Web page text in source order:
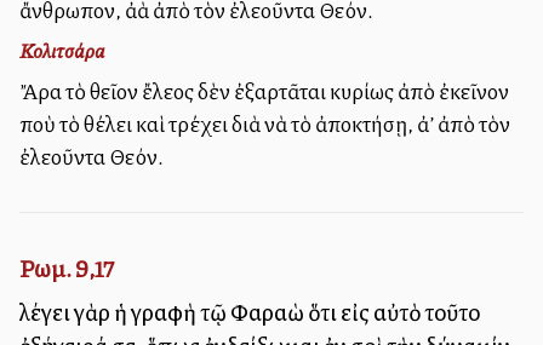
ἄνθρωπον, ἀλλὰ ἀπὸ τὸν ἐλεοῦντα Θεόν.
Κολιτσάρα
Ἄρα τὸ θεῖον ἔλεος δὲν ἐξαρτᾶται κυρίως ἀπὸ ἐκεῖνον
ποὺ τὸ θέλει καὶ τρέχει διὰ νὰ τὸ ἀποκτήσῃ, ἀλλ’ ἀπὸ τὸν
ἐλεοῦντα Θεόν.
Ρωμ. 9,17
λέγει γὰρ ἡ γραφὴ τῷ Φαραὼ ὅτι εἰς αὐτὸ τοῦτο